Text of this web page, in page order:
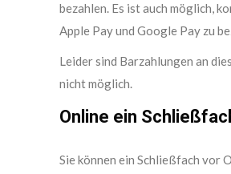
bezahlen. Es ist auch möglich,
Apple Pay und Google Pay zu
Leider sind Barzahlungen an
nicht möglich.
Online ein
Sie können ein Schließfach vor